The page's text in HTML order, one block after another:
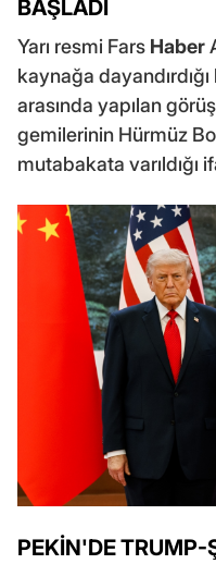
BAŞLADI
Yarı resmi Fars Haber
kaynağa
arasında yapılan
gemilerinin Hürmüz
mutabakata varıldığı
PEKİN'DE TRUMP-